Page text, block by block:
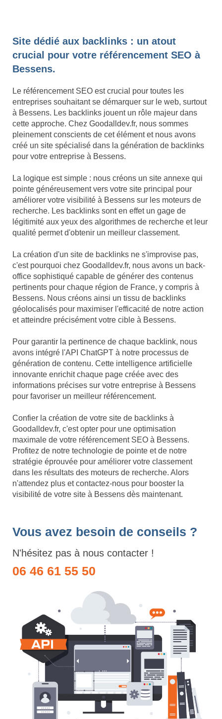
Site dédié aux backlinks : un atout
crucial pour votre référencement SEO à
Bessens.
Le référencement SEO est crucial pour toutes les
entreprises souhaitant se démarquer sur le web, surtout
à Bessens. Les backlinks jouent un rôle majeur dans
cette approche. Chez Goodalldev.fr, nous sommes
pleinement conscients de cet élément et nous avons
créé un site spécialisé dans la génération de backlinks
pour votre entreprise à Bessens.
La logique est simple : nous créons un site annexe qui
pointe généreusement vers votre site principal pour
améliorer votre visibilité à Bessens sur les moteurs de
recherche. Les backlinks sont en effet un gage de
légitimité aux yeux des algorithmes de recherche et leur
qualité permet d'obtenir un meilleur classement.
La création d'un site de backlinks ne s'improvise pas,
c'est pourquoi chez Goodalldev.fr, nous avons un back-
office sophistiqué capable de générer des contenus
pertinents pour chaque région de France, y compris à
Bessens. Nous créons ainsi un tissu de backlinks
géolocalisés pour maximiser l'efficacité de notre action
et atteindre précisément votre cible à Bessens.
Pour garantir la pertinence de chaque backlink, nous
avons intégré l'API ChatGPT à notre processus de
génération de contenu. Cette intelligence artificielle
innovante enrichit chaque page créée avec des
informations précises sur votre entreprise à Bessens
pour favoriser un meilleur référencement.
Confier la création de votre site de backlinks à
Goodalldev.fr, c'est opter pour une optimisation
maximale de votre référencement SEO à Bessens.
Profitez de notre technologie de pointe et de notre
stratégie éprouvée pour améliorer votre classement
dans les résultats des moteurs de recherche. Alors
n'attendez plus et contactez-nous pour booster la
visibilité de votre site à Bessens dès maintenant.
Vous avez besoin de conseils ?
N'hésitez pas à nous contacter !
06 46 61 55 50